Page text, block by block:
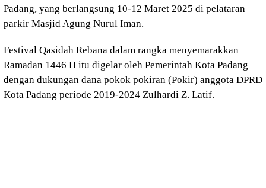
Padang, yang berlangsung 10-12 Maret 2025 di pelataran
parkir Masjid Agung Nurul Iman.
Festival Qasidah Rebana dalam rangka menyemarakkan
Ramadan 1446 H itu digelar oleh Pemerintah Kota Padang
dengan dukungan dana pokok pokiran (Pokir) anggota DPRD
Kota Padang periode 2019-2024 Zulhardi Z. Latif.